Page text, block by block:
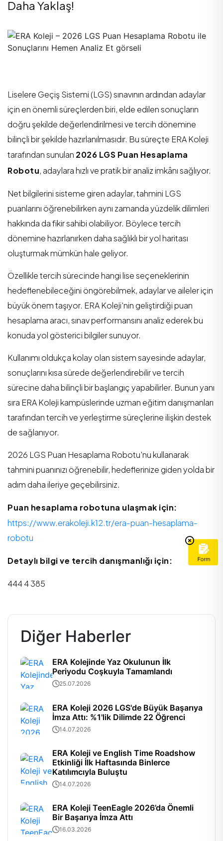
Daha Yaklaş!
Liselere Geçiş Sistemi (LGS) sınavının ardından adaylar
için en önemli süreçlerden biri, elde edilen sonuçların
doğru şekilde değerlendirilmesi ve tercih dönemine
bilinçli bir şekilde hazırlanılmasıdır. Bu süreçte ERA Koleji
tarafından sunulan 2026 LGS Puan Hesaplama
Robotu, adaylara hızlı ve pratik bir analiz imkânı sağlıyor.
Net bilgilerini sisteme giren adaylar, tahmini LGS
puanlarını öğrenebilirken aynı zamanda yüzdelik dilimleri
hakkında da fikir sahibi olabiliyor. Böylece tercih
dönemine hazırlanırken daha sağlıklı bir yol haritası
oluşturmak mümkün hale geliyor.
Özellikle tercih sürecinde hangi lise seçeneklerinin
hedeflenebileceğini öngörebilmek, adaylar ve aileler için
büyük önem taşıyor. ERA Koleji'nin geliştirdiği puan
hesaplama aracı, sınav performansını analiz ederek bu
konuda yol gösterici bilgiler sunuyor.
Kullanımı oldukça kolay olan sistem sayesinde adaylar,
sonuçlarını kısa sürede değerlendirebilir ve tercih
sürecine daha bilinçli bir başlangıç yapabilirler. Bunun yanı
sıra ERA Koleji kampüslerinde uzman eğitim danışmanları
tarafından tercih ve yerleştirme süreçlerine ilişkin destek
de sağlanıyor.
2026 LGS Puan Hesaplama Robotu'nu kullanarak
tahmini puanınızı öğrenebilir, hedeflerinize giden yolda bir
adım daha ileriye geçebilirsiniz.
Puan hesaplama robotuna ulaşmak için:
https://www.erakoleji.k12.tr/era-puan-hesaplama-
robotu
Detaylı bilgi ve tercih danışmanlığı için:
444 4 385
Diğer Haberler
ERA Kolejinde Yaz Okulunun İlk
Periyodu Coşkuyla Tamamlandı
25.07.2026
ERA Koleji 2026 LGS'de Büyük Başarıya
İmza Attı: %1'lik Dilimde 22 Öğrenci
14.07.2026
ERA Koleji ve English Time Roadshow
Etkinliği İlk Haftasında Binlerce
Katılımcıyla Buluştu
14.07.2026
ERA Koleji TeenEagle 2026’da Önemli
Bir Başarıya İmza Attı
16.03.2026